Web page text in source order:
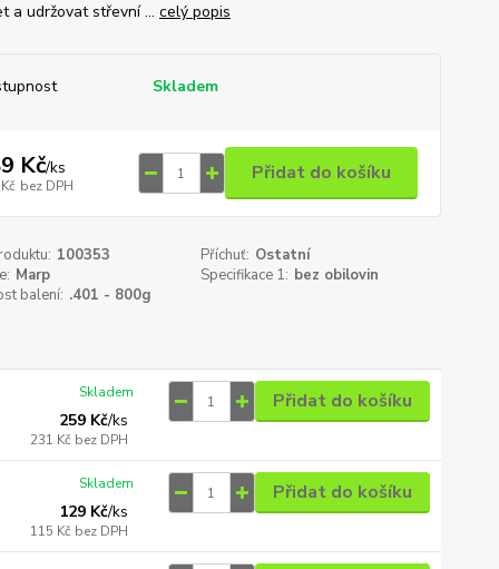
a udržovat střevní ... celý popis
Skladem
Kč/ks
bez DPH
Přidat do košíku
100353 Příchuť: Ostatní
Marp Specifikace 1: bez obilovin
balení: .401 - 800g
259 Kč/ks
231 Kč bez DPH
Skladem Přidat do košíku
129 Kč/ks
115 Kč bez DPH
Skladem Přidat do košíku